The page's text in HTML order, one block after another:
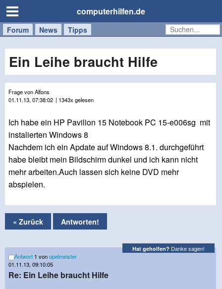
computerhilfen.de
Forum News Tipps
Handy
Tablet
Windows
Mac
Ein Leihe braucht Hilfe
Frage von Alfons
01.11.13, 07:38:02 | 1343x gelesen
Ich habe ein HP Pavilion 15 Notebook PC 15-e006sg mit
instalierten Windows 8
Nachdem ich ein Apdate auf Windows 8.1. durchgeführt
habe bleibt mein Bildschirm dunkel und ich kann nicht
mehr arbeiten.Auch lassen sich keine DVD mehr
abspielen.
« Zurück Antworten!
Hat geholfen? Danke sagen!
Antwort 1 vonopelmeister
01.11.13, 09:10:05
Re: Ein Leihe braucht Hilfe